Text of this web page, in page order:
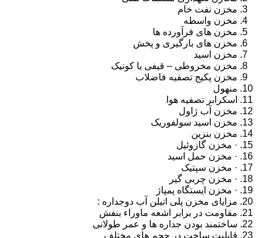
مخزن نفت خام
مخزن واسطه
مخزن های فرآورده ها
مخزن های بارگیری و پخش
مخزن اسید
مخزن مخروطی – قیفی یا کونیک
مخزن پکیج تصفیه فاضلاب
منهول
اسکرابر تصفیه هوا
مخزن آب ژاول
مخزن اسید سولفوریک
مخزن بنزین
· مخزن گازوئیل
· مخزن حمل اسید
· مخزن سپتیک
· مخزن چربی گیر
· مخزن ایستگاه پمپاژ
مزایای مخزن پلی اتیلن آب دوجداره :
مقاومت در برابر اشعه ماوراء بنفش
ساختمند بودن جداره ها و عمر طولانی
قابلیت ساخت در حجم های مختلف